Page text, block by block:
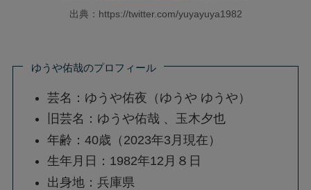
出典：https://twitter.com/yuyayuya1982
ゆうや佑哉のプロフィール
芸名：ゆうや佑夜（ゆうや ゆうや）
旧芸名：ゆうや佑哉 、玉木夕也
年齢：40歳（2023年3月現在）
生年月日：1982年12月８日
出身地：兵庫県